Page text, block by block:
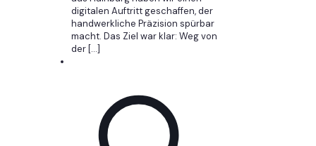
digitalen Auftritt geschaffen, der
handwerkliche Präzision spürbar
macht. Das Ziel war klar: Weg von
der […]